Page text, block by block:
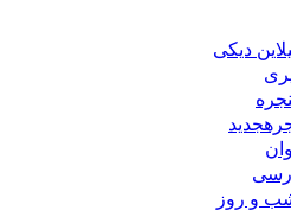
دیکی
جدید
و روز